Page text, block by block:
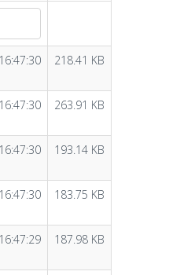
218.41 KB
263.91 KB
193.14 KB
183.75 KB
187.98 KB